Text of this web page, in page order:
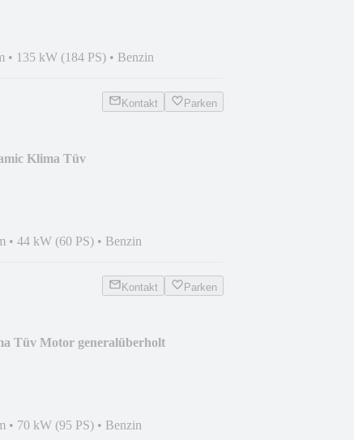
• 135 kW (184 PS) • Benzin
Kontakt Parken
Klima Tüv
• 44 kW (60 PS) • Benzin
Kontakt Parken
Tüv Motor generalüberholt
• 70 kW (95 PS) • Benzin